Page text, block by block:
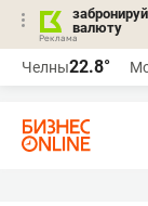
забронируй
валюту
Челны22.8°